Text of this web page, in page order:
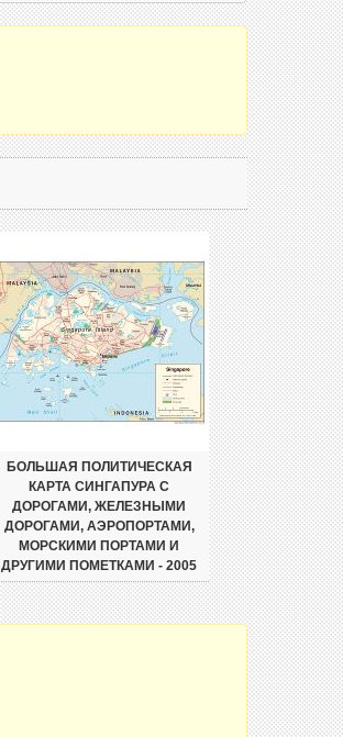
БОЛЬШАЯ ПОЛИТИЧЕСКАЯ
КАРТА СИНГАПУРА С
ДОРОГАМИ, ЖЕЛЕЗНЫМИ
ДОРОГАМИ, АЭРОПОРТАМИ,
МОРСКИМИ ПОРТАМИ И
ДРУГИМИ ПОМЕТКАМИ - 2005